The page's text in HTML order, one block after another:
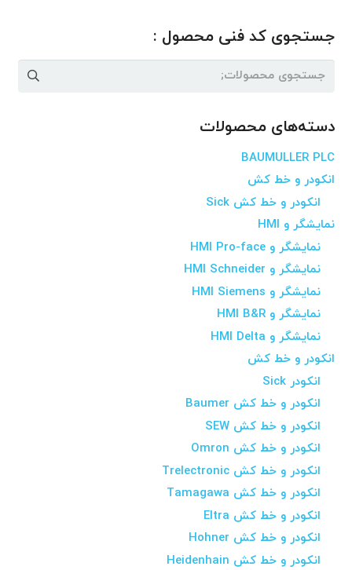
جستجوی کد فنی محصول :
جستجو
دسته‌های محصولات
BAUMULLER PLC
انکودر و خط کش
انکودر و خط کش Sick
نمایشگر و HMI
نمایشگر و HMI Pro-face
نمایشگر و HMI Schneider
نمایشگر و HMI Siemens
نمایشگر و HMI B&R
نمایشگر و HMI Delta
انکودر و خط کش
انکودر Sick
انکودر و خط کش Baumer
انکودر و خط کش SEW
انکودر و خط کش Omron
انکودر و خط کش Trelectronic
انکودر و خط کش Tamagawa
انکودر و خط کش Eltra
انکودر و خط کش Hohner
انکودر و خط کش Heidenhain